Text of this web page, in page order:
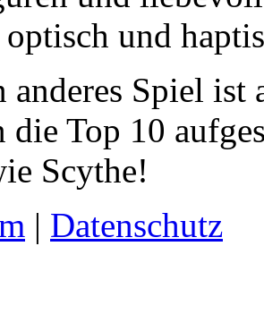
und
anderes Spiel ist
die Top 10
Scythe!
| Datenschutz